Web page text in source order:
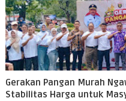
Gerakan Pangan Murah
Stabilitas Harga untuk